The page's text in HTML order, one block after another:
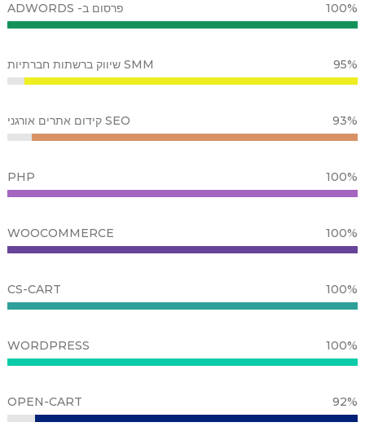
פרסום ב- ADWORDS 100%
SMM שיווק ברשתות חברתיות 95%
SEO קידום אתרים אורגני 93%
PHP 100%
WOOCOMMERCE 100%
CS-CART 100%
WORDPRESS 100%
OPEN-CART 92%